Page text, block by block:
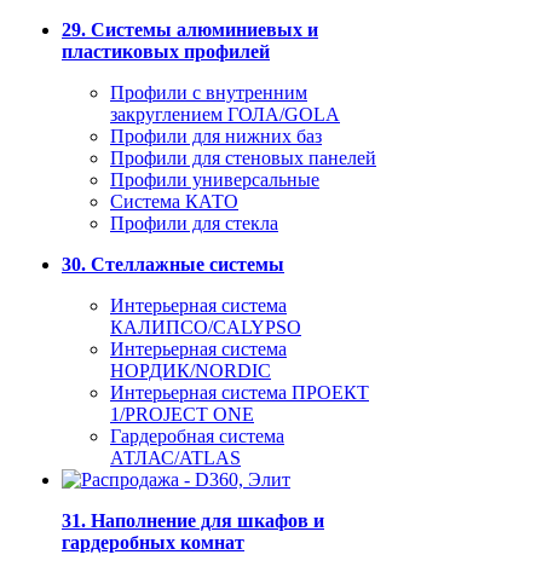
29. Системы алюминиевых и
пластиковых профилей
Профили с внутренним
закруглением ГОЛА/GOLA
Профили для нижних баз
Профили для стеновых панелей
Профили универсальные
Система КАТО
Профили для стекла
30. Стеллажные системы
Интерьерная система
КАЛИПСО/CALYPSO
Интерьерная система
НОРДИК/NORDIC
Интерьерная система ПРОЕКТ
1/PROJECT ONE
Гардеробная система
АТЛАС/ATLAS
31. Наполнение для шкафов и
гардеробных комнат